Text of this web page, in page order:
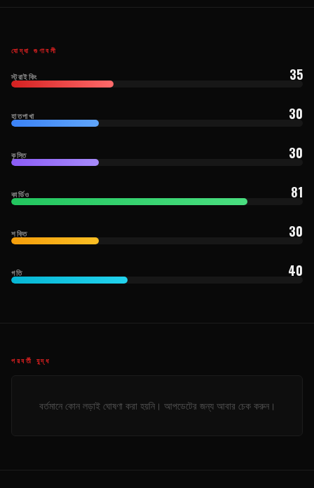
যোদ্ধা গুণাবলী
স্ট্রাইকিং 35
হাতপাখা 30
কুস্তি 30
কার্ডিও 81
শক্তি 30
গতি 40
পরবর্তী যুদ্ধ
বর্তমানে কোন লড়াই ঘোষণা করা হয়নি। আপডেটের জন্য আবার চেক করুন।